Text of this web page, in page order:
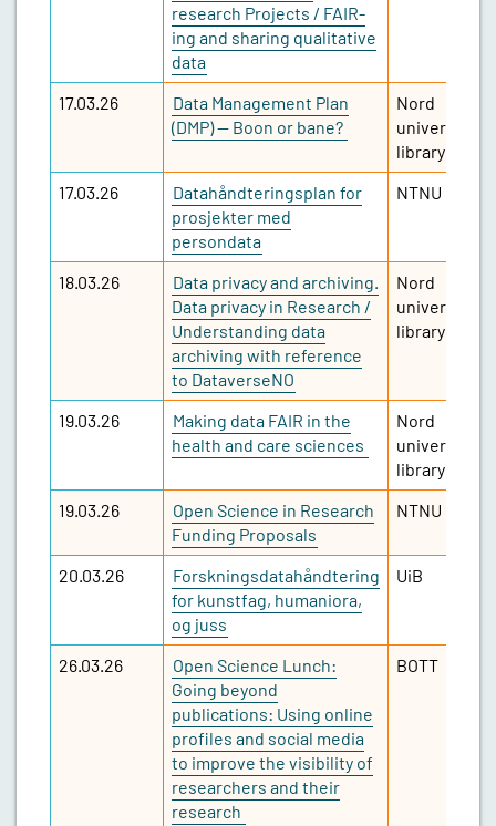
research Projects / FAIR-
ing and sharing qualitative
data
17.03.26
Data Management Plan
(DMP) — Boon or bane?
Nord
university
library
17.03.26
Datahåndteringsplan for
prosjekter med
persondata
NTNU
18.03.26
Data privacy and archiving.
Data privacy in Research /
Understanding data
archiving with reference
to DataverseNO
Nord
university
library
19.03.26
Making data FAIR in the
health and care sciences
Nord
university
library
19.03.26
Open Science in Research
Funding Proposals
NTNU
20.03.26
Forskningsdatahåndtering
for kunstfag, humaniora,
og juss
UiB
26.03.26
Open Science Lunch:
Going beyond
publications: Using online
profiles and social media
to improve the visibility of
researchers and their
research
BOTT